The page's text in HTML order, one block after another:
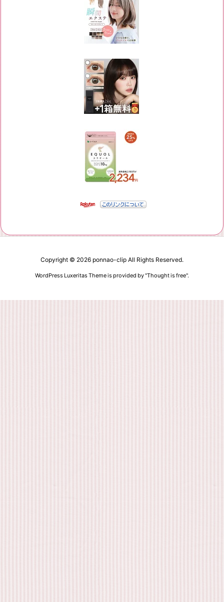
Copyright © 2026 ponnao-clip All Rights Reserved.
WordPress Luxeritas Theme is provided by "Thought is free".